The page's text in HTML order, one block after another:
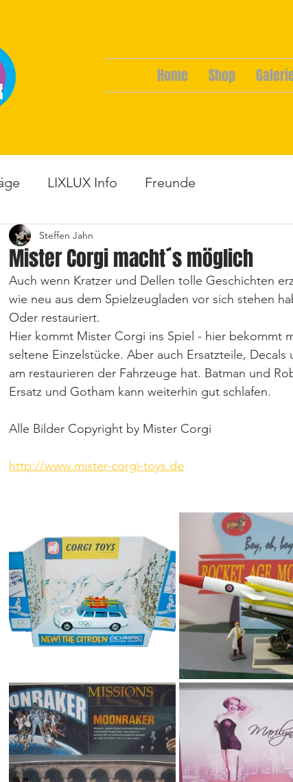
Home Shop
LIXLUX Info Freunde
Mister Corgi macht´s möglich
Steffen Jahn
Auch wenn Kratzer und Dellen tolle Geschichten
wie neu aus dem Spielzeugladen vor sich stehen
Oder restauriert.
Hier kommt Mister Corgi ins Spiel - hier bekommt
seltene Einzelstücke. Aber auch Ersatzteile,
am restaurieren der Fahrzeuge hat. Batman und
Ersatz und Gotham kann weiterhin gut schlafen.
Alle Bilder Copyright by Mister Corgi
http://www.mister-corgi-toys.de